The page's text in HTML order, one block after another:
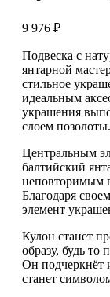
9 976 ₽
Подвеска с
янтарной
стильное
идеальным
украшения
слоем позолоты.
Центральным
балтийский
неповторимым
Благодаря
элемент
Кулон станет
образу, будь
Он подчеркнёт
станет